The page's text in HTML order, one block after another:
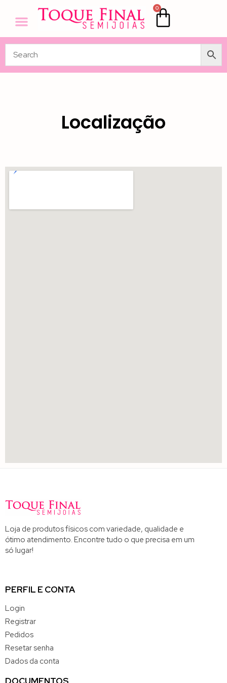
0
Localização
Loja de produtos físicos com variedade, qualidade e
ótimo atendimento. Encontre tudo o que precisa em um
só lugar!
PERFIL E CONTA
Login
Registrar
Pedidos
Resetar senha
Dados da conta